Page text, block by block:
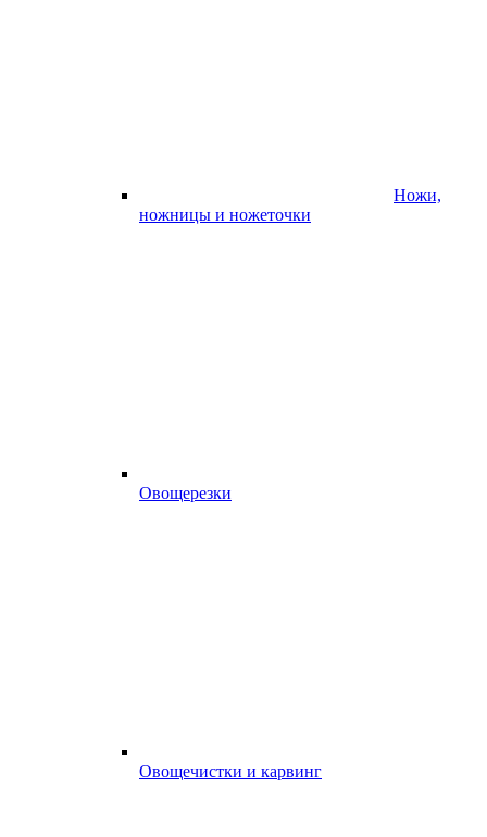
Ножи,
ножницы и ножеточки
Овощерезки
Овощечистки и карвинг